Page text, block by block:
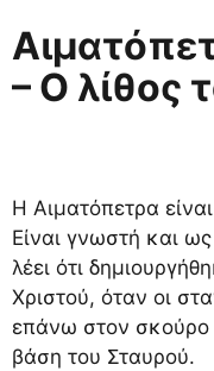
– Ο λίθος
Η Αιματόπετρα
Είναι γνωστή και
λέει ότι
Χριστού, όταν οι
επάνω στον σκούρο
βάση του Σταυρού.